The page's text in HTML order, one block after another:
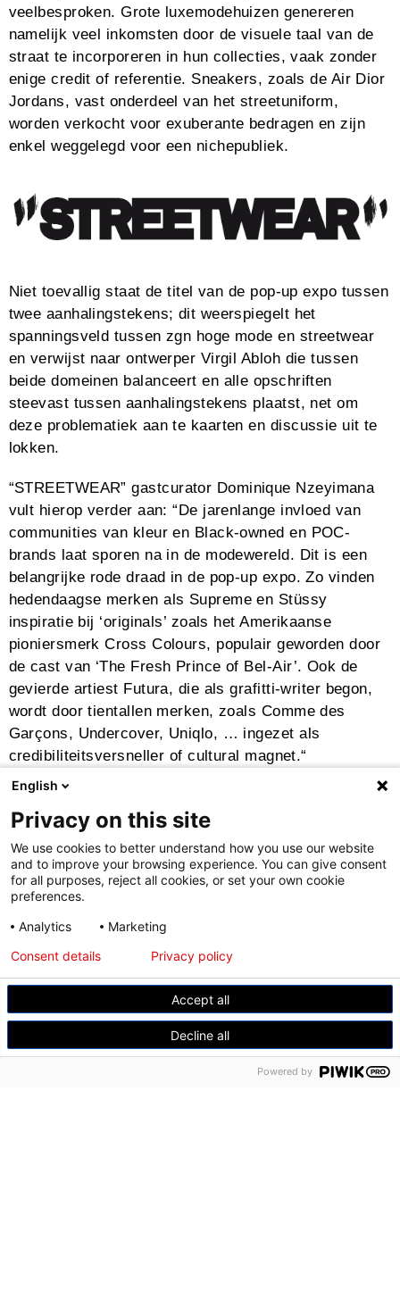
veelbesproken. Grote luxemodehuizen genereren
namelijk veel inkomsten door de visuele taal van de
straat te incorporeren in hun collecties, vaak zonder
enige credit of referentie. Sneakers, zoals de Air Dior
Jordans, vast onderdeel van het streetuniform,
worden verkocht voor exuberante bedragen en zijn
enkel weggelegd voor een nichepubliek.
Niet toevallig staat de titel van de pop-up expo tussen
twee aanhalingstekens; dit weerspiegelt het
spanningsveld tussen zgn hoge mode en streetwear
en verwijst naar ontwerper Virgil Abloh die tussen
beide domeinen balanceert en alle opschriften
steevast tussen aanhalingstekens plaatst, net om
deze problematiek aan te kaarten en discussie uit te
lokken.
“STREETWEAR” gastcurator Dominique Nzeyimana
vult hierop verder aan: “De jarenlange invloed van
communities van kleur en Black-owned en POC-
brands laat sporen na in de modewereld. Dit is een
belangrijke rode draad in de pop-up expo. Zo vinden
hedendaagse merken als Supreme en Stüssy
inspiratie bij ‘originals’ zoals het Amerikaanse
pioniersmerk Cross Colours, populair geworden door
de cast van ‘The Fresh Prince of Bel-Air’. Ook de
gevierde artiest Futura, die als grafitti-writer begon,
wordt door tientallen merken, zoals Comme des
Garçons, Undercover, Uniqlo, … ingezet als
credibiliteitsversneller of cultural magnet.“
Delen:
Tentoonstellingen
Collectie
English
Privacy on this site
We use cookies to better understand how you use our website
and to improve your browsing experience. You can give consent
for all purposes, reject all cookies, or set your own cookie
preferences.
Analytics
Marketing
Accept all
Decline all
Consent details Privacy policy
Powered by